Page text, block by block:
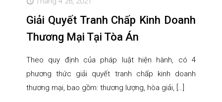
Giải Quyết Tranh Chấp Kinh Doanh
Thương Mại Tại Tòa Án
Theo quy định của pháp luật hiện hành, có 4
phương thức giải quyết tranh chấp kinh doanh
thương mại, bao gồm: thương lượng, hòa giải, […]